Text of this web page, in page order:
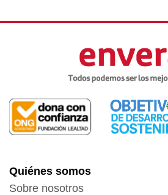
Quiénes somos
Sobre nosotros